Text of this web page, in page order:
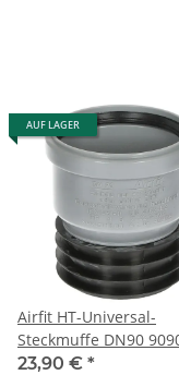
AUF LAGER
Airfit HT-Universal-
Steckmuffe DN90
23,90 € *